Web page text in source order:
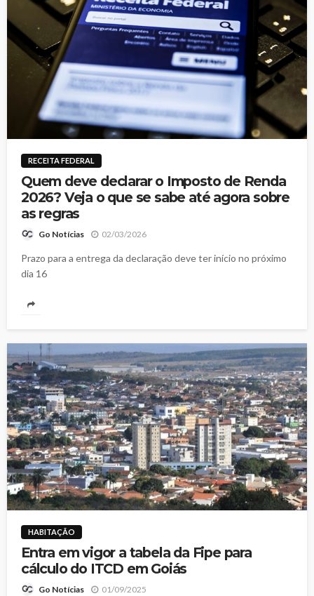
RECEITA FEDERAL
Quem deve declarar o Imposto de Renda
2026? Veja o que se sabe até agora sobre
as regras
Go Notícias 02/03/2026
Prazo para a entrega da declaração deve ter início no próximo
dia 16
HABITAÇÃO
Entra em vigor a tabela da Fipe para
cálculo do ITCD em Goiás
Go Notícias 01/09/2025